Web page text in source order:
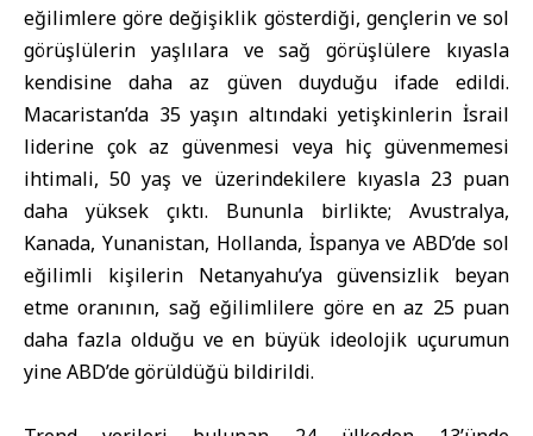
eğilimlere göre değişiklik gösterdiği, gençlerin ve sol
görüşlülerin yaşlılara ve sağ görüşlülere kıyasla
kendisine daha az güven duyduğu ifade edildi.
Macaristan’da 35 yaşın altındaki yetişkinlerin İsrail
liderine çok az güvenmesi veya hiç güvenmemesi
ihtimali, 50 yaş ve üzerindekilere kıyasla 23 puan
daha yüksek çıktı. Bununla birlikte; Avustralya,
Kanada, Yunanistan, Hollanda, İspanya ve ABD’de sol
eğilimli kişilerin Netanyahu’ya güvensizlik beyan
etme oranının, sağ eğilimlilere göre en az 25 puan
daha fazla olduğu ve en büyük ideolojik uçurumun
yine ABD’de görüldüğü bildirildi.